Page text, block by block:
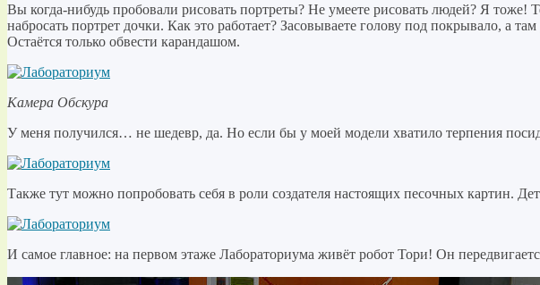
Вы когда-нибудь пробовали рисовать портреты? Не умеете рисовать людей? Я
набросать портрет дочки. Как это работает? Засовываете голову под покрывало, а
Остаётся только обвести карандашом.
Камера Обскура
У меня получился… не шедевр, да. Но если бы у моей модели хватило терпения
Также тут можно попробовать себя в роли создателя настоящих песочных картин.
И самое главное: на первом этаже Лабораториума живёт робот Тори! Он